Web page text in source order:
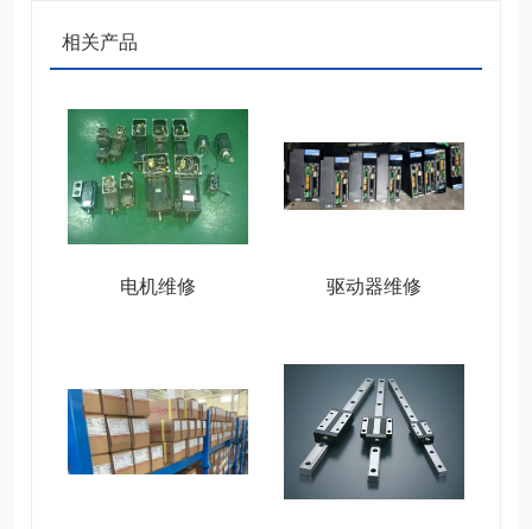
相关产品
电机维修 驱动器维修